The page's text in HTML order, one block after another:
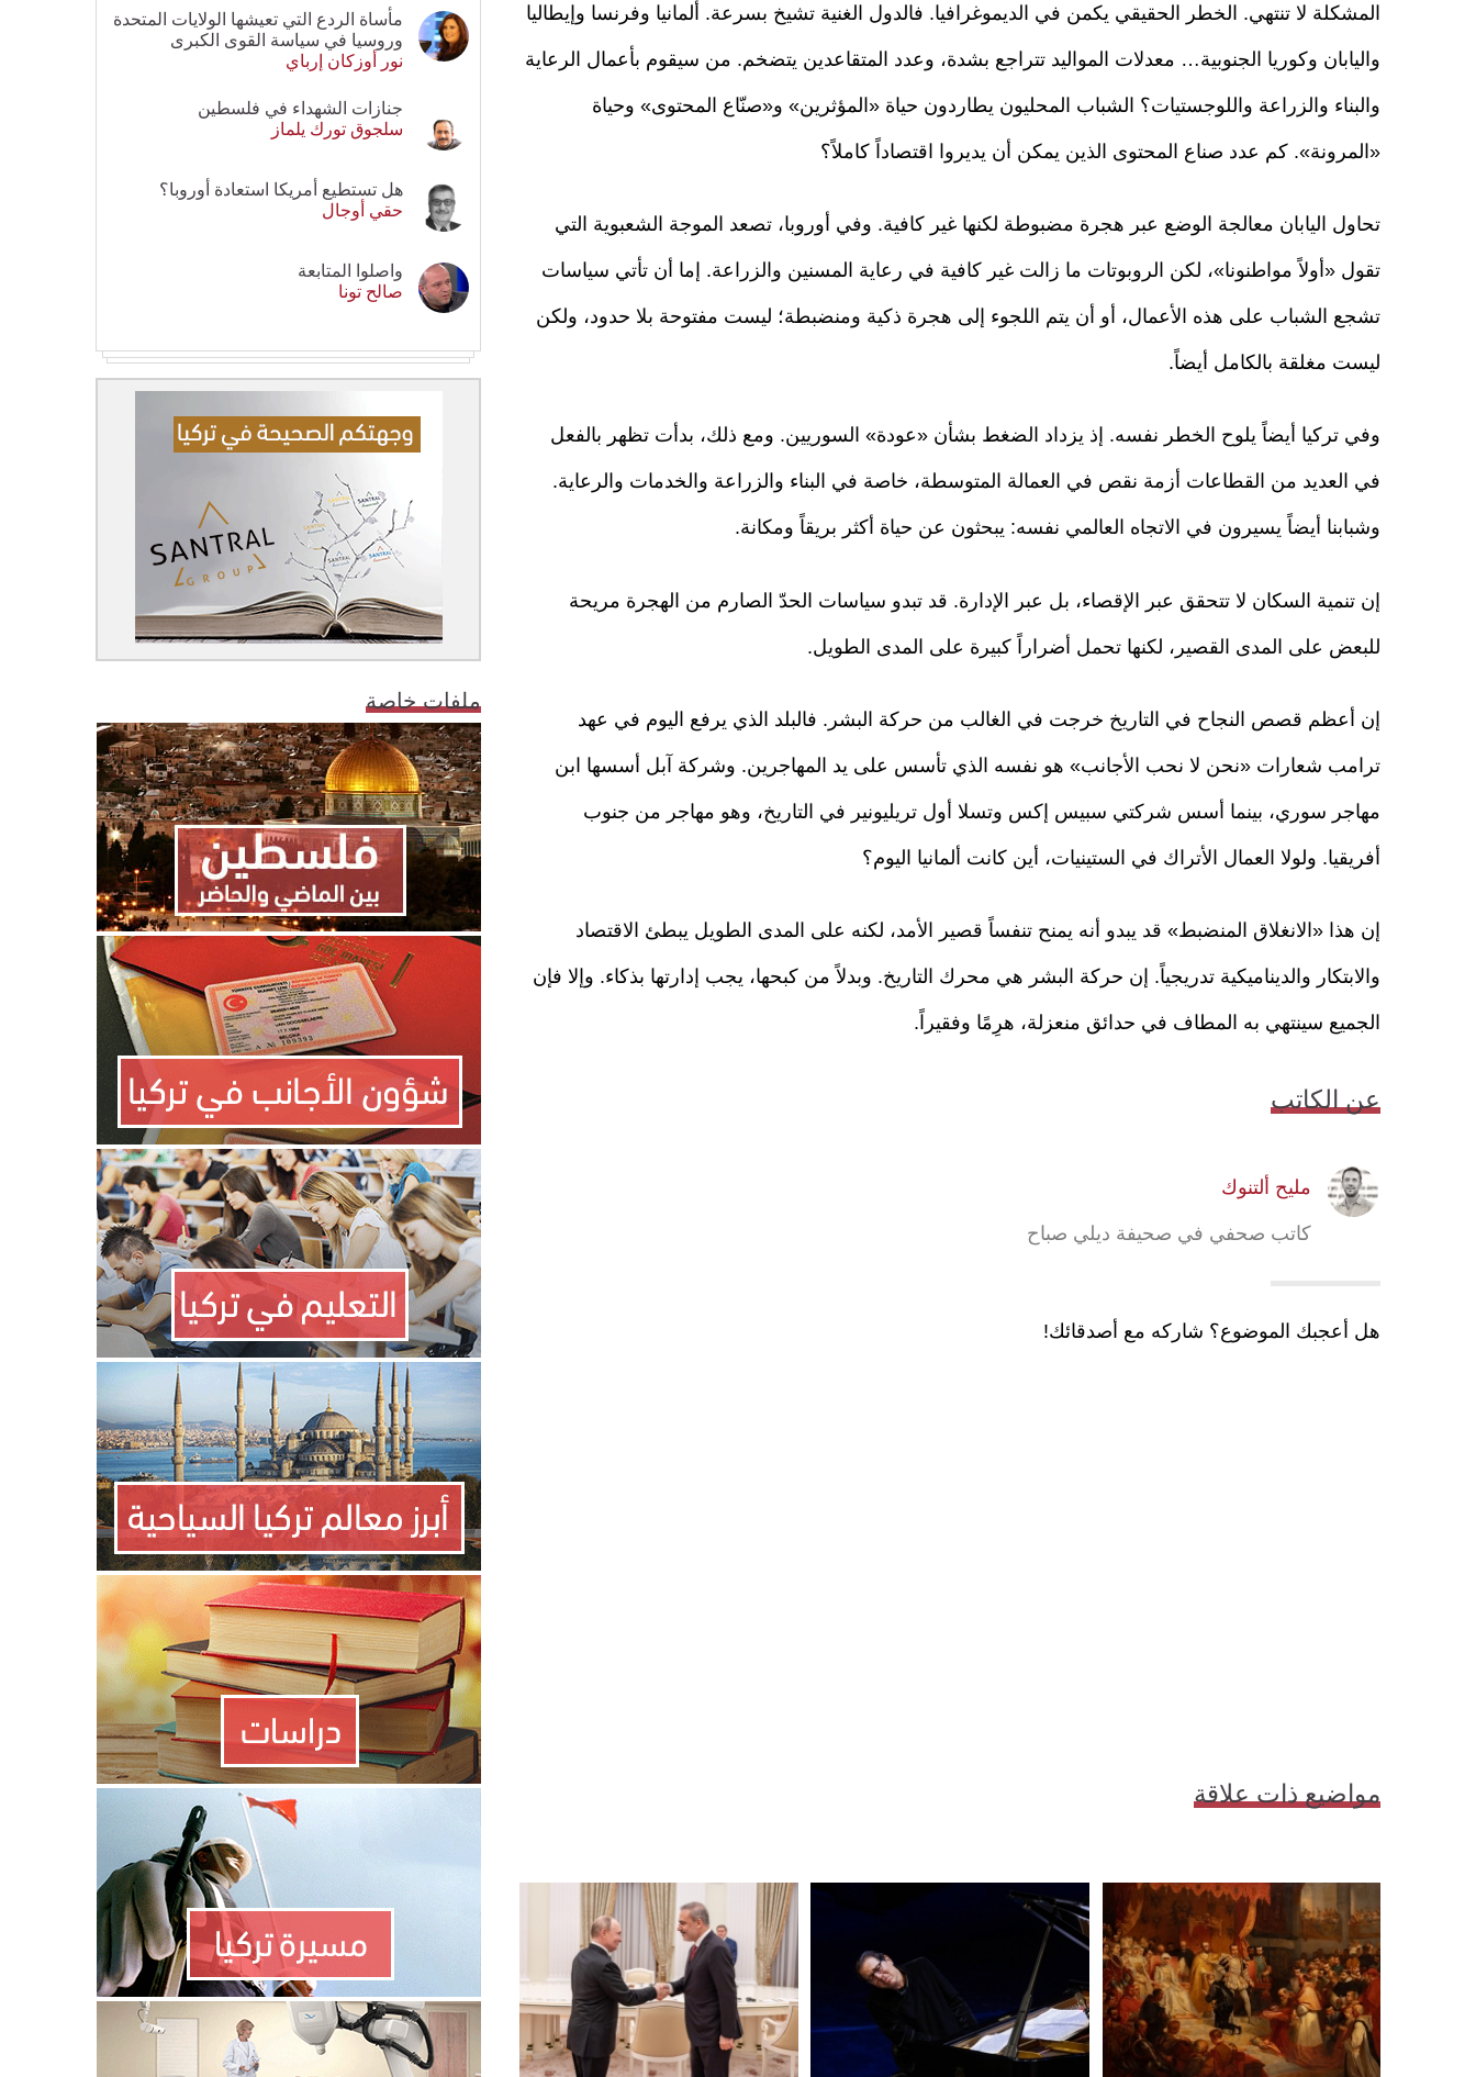
المشكلة لا تنتهي. الخطر الحقيقي يكمن في الديموغرافيا. فالدول الغنية تشيخ بسرعة. ألمانيا وفرنسا وإيطاليا
واليابان وكوريا الجنوبية… معدلات المواليد تتراجع بشدة، وعدد المتقاعدين يتضخم. من سيقوم بأعمال الرعاية
والبناء والزراعة واللوجستيات؟ الشباب المحليون يطاردون حياة «المؤثرين» و«صنّاع المحتوى» وحياة
«المرونة». كم عدد صناع المحتوى الذين يمكن أن يديروا اقتصاداً كاملاً؟
تحاول اليابان معالجة الوضع عبر هجرة مضبوطة لكنها غير كافية. وفي أوروبا، تصعد الموجة الشعبوية التي
تقول «أولاً مواطنونا»، لكن الروبوتات ما زالت غير كافية في رعاية المسنين والزراعة. إما أن تأتي سياسات
تشجع الشباب على هذه الأعمال، أو أن يتم اللجوء إلى هجرة ذكية ومنضبطة؛ ليست مفتوحة بلا حدود، ولكن
ليست مغلقة بالكامل أيضاً.
وفي تركيا أيضاً يلوح الخطر نفسه. إذ يزداد الضغط بشأن «عودة» السوريين. ومع ذلك، بدأت تظهر بالفعل
في العديد من القطاعات أزمة نقص في العمالة المتوسطة، خاصة في البناء والزراعة والخدمات والرعاية.
وشبابنا أيضاً يسيرون في الاتجاه العالمي نفسه: يبحثون عن حياة أكثر بريقاً ومكانة.
إن تنمية السكان لا تتحقق عبر الإقصاء، بل عبر الإدارة. قد تبدو سياسات الحدّ الصارم من الهجرة مريحة
للبعض على المدى القصير، لكنها تحمل أضراراً كبيرة على المدى الطويل.
إن أعظم قصص النجاح في التاريخ خرجت في الغالب من حركة البشر. فالبلد الذي يرفع اليوم في عهد
ترامب شعارات «نحن لا نحب الأجانب» هو نفسه الذي تأسس على يد المهاجرين. وشركة آبل أسسها ابن
مهاجر سوري، بينما أسس شركتي سبيس إكس وتسلا أول تريليونير في التاريخ، وهو مهاجر من جنوب
أفريقيا. ولولا العمال الأتراك في الستينيات، أين كانت ألمانيا اليوم؟
إن هذا «الانغلاق المنضبط» قد يبدو أنه يمنح تنفساً قصير الأمد، لكنه على المدى الطويل يبطئ الاقتصاد
والابتكار والديناميكية تدريجياً. إن حركة البشر هي محرك التاريخ. وبدلاً من كبحها، يجب إدارتها بذكاء. وإلا فإن
الجميع سينتهي به المطاف في حدائق منعزلة، هرِمًا وفقيراً.
عن الكاتب
مليح ألتنوك
كاتب صحفي في صحيفة ديلي صباح
هل أعجبك الموضوع؟ شاركه مع أصدقائك!
مواضيع ذات علاقة
مأساة الردع التي تعيشها الولايات المتحدة
وروسيا في سياسة القوى الكبرى
نور أوزكان إرباي
جنازات الشهداء في فلسطين
سلجوق تورك يلماز
هل تستطيع أمريكا استعادة أوروبا؟
حقي أوجال
واصلوا المتابعة
صالح تونا
ملفات خاصة